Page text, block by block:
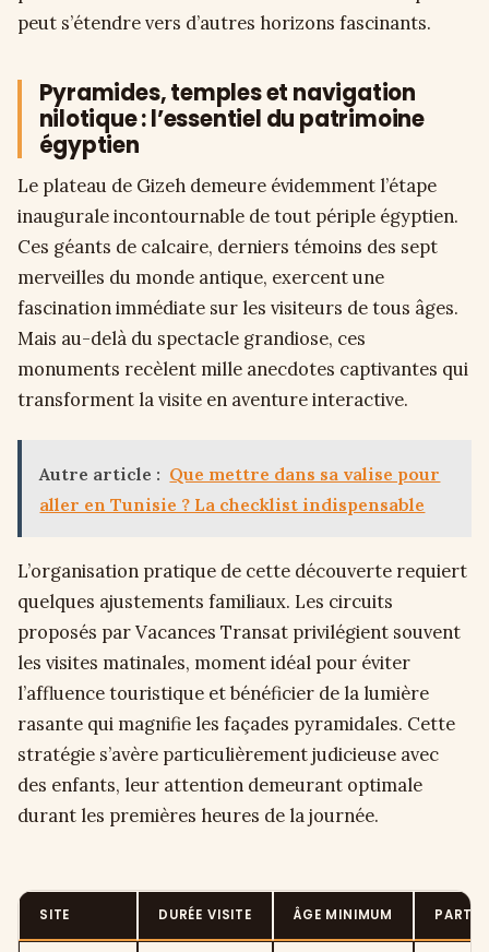
peut s’étendre vers d’autres horizons fascinants.
Pyramides, temples et navigation
nilotique : l’essentiel du patrimoine
égyptien
Le plateau de Gizeh demeure évidemment l’étape
inaugurale incontournable de tout périple égyptien.
Ces géants de calcaire, derniers témoins des sept
merveilles du monde antique, exercent une
fascination immédiate sur les visiteurs de tous âges.
Mais au-delà du spectacle grandiose, ces
monuments recèlent mille anecdotes captivantes qui
transforment la visite en aventure interactive.
Autre article : Que mettre dans sa valise pour
aller en Tunisie ? La checklist indispensable
L’organisation pratique de cette découverte requiert
quelques ajustements familiaux. Les circuits
proposés par Vacances Transat privilégient souvent
les visites matinales, moment idéal pour éviter
l’affluence touristique et bénéficier de la lumière
rasante qui magnifie les façades pyramidales. Cette
stratégie s’avère particulièrement judicieuse avec
des enfants, leur attention demeurant optimale
durant les premières heures de la journée.
SITE DURÉE VISITE ÂGE MINIMUM